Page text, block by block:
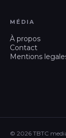
MÉDIA
À propos
Contact
Mentions
© 2026 TBTC